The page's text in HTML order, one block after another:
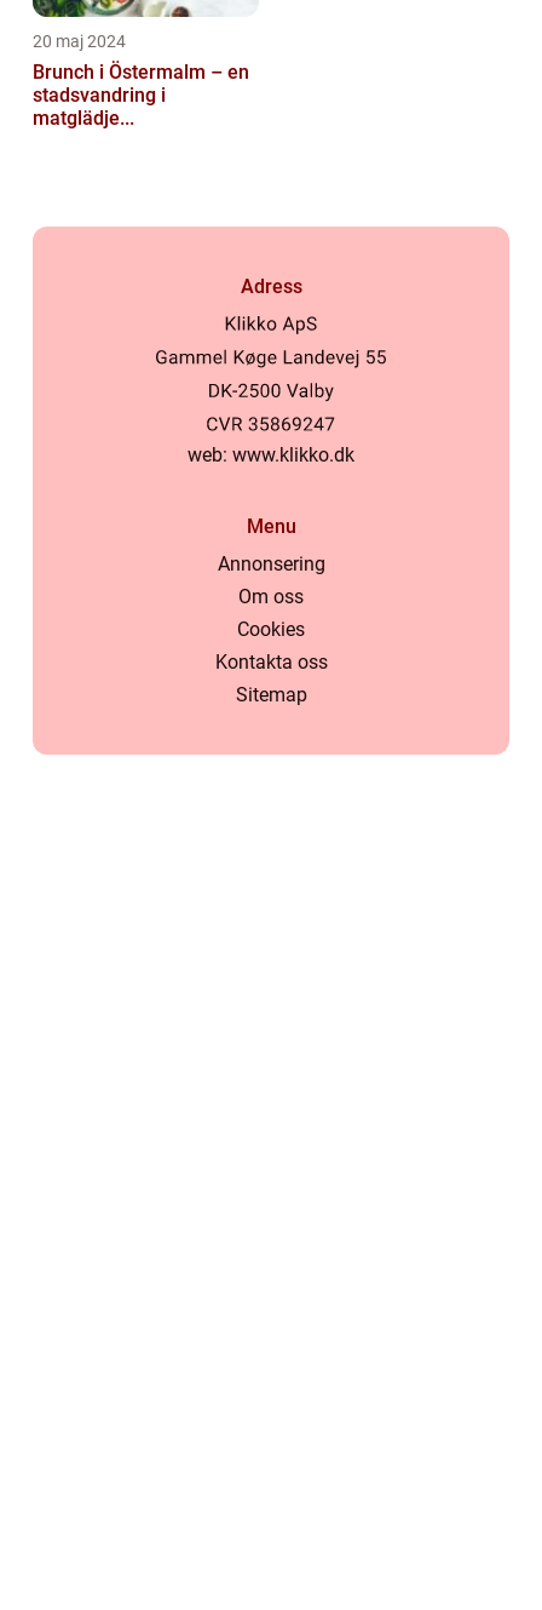
20 maj 2024
Brunch i Östermalm – en
stadsvandring i
matglädje...
Adress
web: www.klikko.dk
Menu
Annonsering
Om oss
Cookies
Kontakta oss
Sitemap